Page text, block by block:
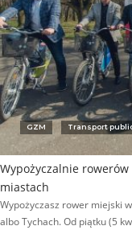
GZM Transport
Wypożyczalnie
miastach
Wypożyczasz rower miejski
albo Tychach. Od piątku (5